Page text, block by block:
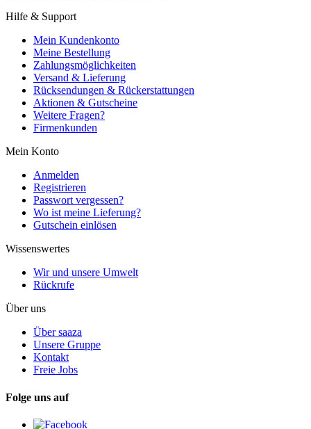
Hilfe & Support
Mein Kundenkonto
Meine Bestellung
Zahlungsmöglichkeiten
Versand & Lieferung
Rücksendungen & Rückerstattungen
Aktionen & Gutscheine
Weitere Fragen?
Firmenkunden
Mein Konto
Anmelden
Registrieren
Passwort vergessen?
Wo ist meine Lieferung?
Gutschein einlösen
Wissenswertes
Wir und unsere Umwelt
Rückrufe
Über uns
Über saaza
Unsere Gruppe
Kontakt
Freie Jobs
Folge uns auf